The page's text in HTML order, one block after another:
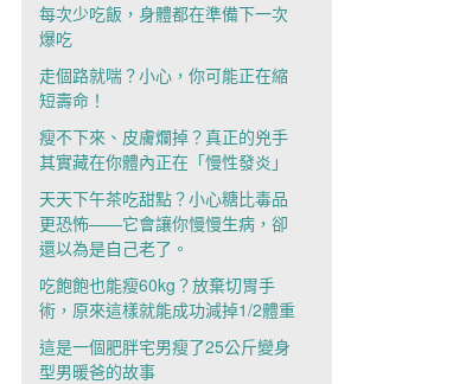
每次少吃飯，身體都在準備下一次
爆吃
走個路就喘？小心，你可能正在縮
短壽命！
瘦不下來、皮膚爛掉？真正的兇手
其實藏在你體內正在「慢性發炎」
天天下午茶吃甜點？小心糖比毒品
更恐怖——它會讓你慢慢生病，卻
還以為是自己老了。
吃飽飽也能瘦60kg？放棄切胃手
術，原來這樣就能成功減掉1/2體重
這是一個肥胖宅男瘦了25公斤變身
型男暖爸的故事